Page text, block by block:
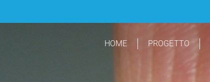
HOME PROGETTO